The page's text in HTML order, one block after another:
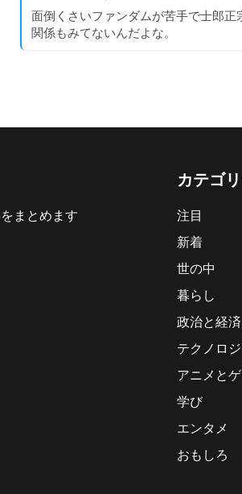
面倒くさいファンダムが苦手で士郎
関係もみてないんだよな。
まとめます
カテゴ
注目
新着
世の中
暮らし
政治と経済
テクノロ
アニメと
学び
エンタメ
おもしろ